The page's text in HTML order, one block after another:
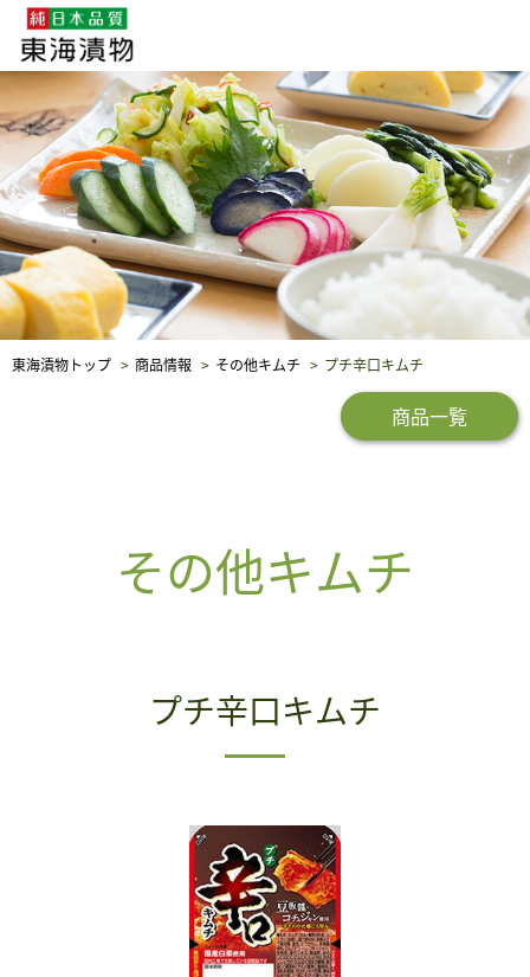
企業・採用情報 社会貢献 品質保証
東海漬物トップ 商品情報 その他キムチ プチ辛口キムチ
商品一覧
その他キムチ
プチ辛口キムチ